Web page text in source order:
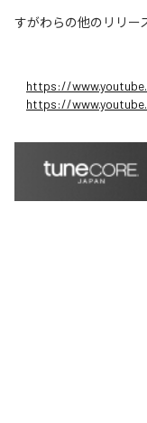
すがわらの他のリリー
https://
https://